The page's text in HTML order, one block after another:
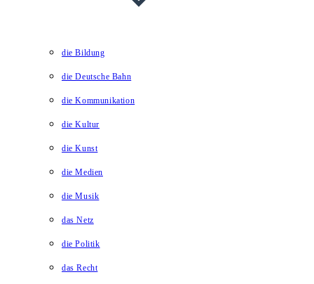
die Bildung
die Deutsche Bahn
die Kommunikation
die Kultur
die Kunst
die Medien
die Musik
das Netz
die Politik
das Recht